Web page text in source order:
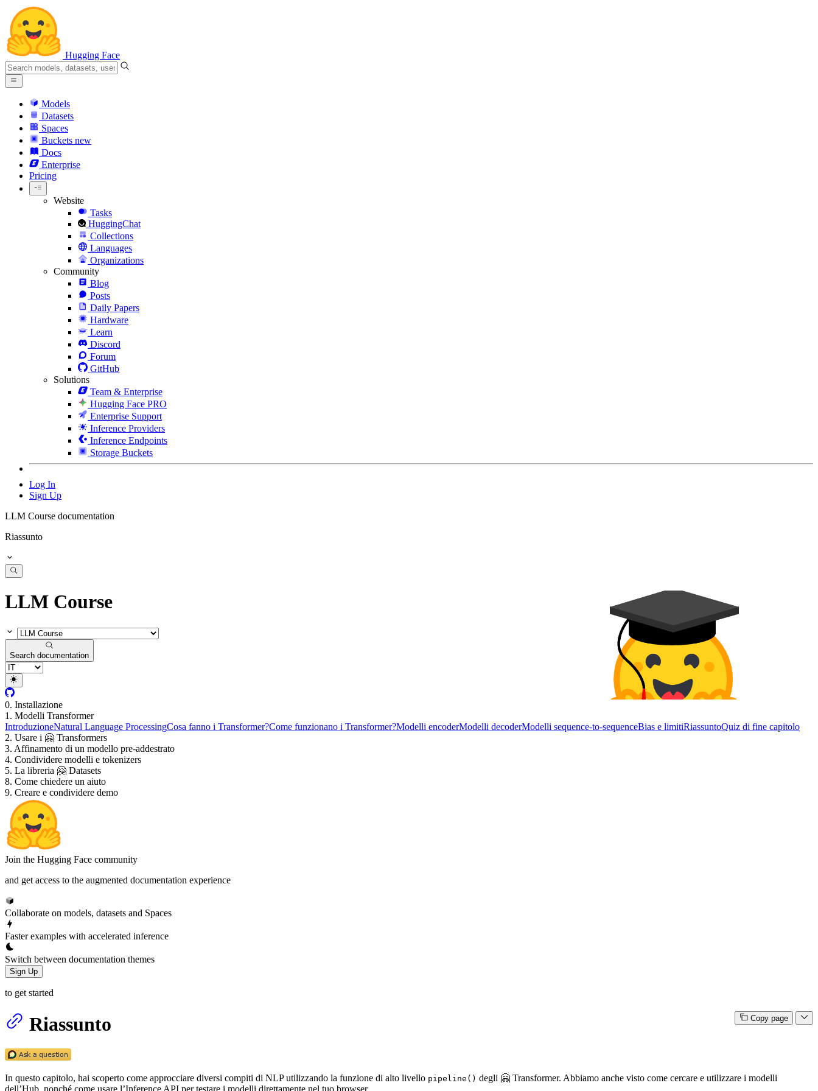
Hugging Face
Models
Datasets
Spaces
Buckets new
Docs
Enterprise
Pricing
Website
Tasks
HuggingChat
Collections
Languages
Organizations
Community
Blog
Posts
Daily Papers
Hardware
Learn
Discord
Forum
GitHub
Solutions
Team & Enterprise
Hugging Face PRO
Enterprise Support
Inference Providers
Inference Endpoints
Storage Buckets
Log In
Sign Up
LLM Course documentation
Riassunto
LLM Course
Search documentation
0. Installazione
1. Modelli Transformer
IntroduzioneNatural Language ProcessingCosa fanno i Transformer?Come funzionano i Transformer?Modelli encoderModelli decoderModelli sequence-to-sequenceBias e limitiRiassuntoQuiz di fine capitolo
2. Usare i 🤗 Transformers
3. Affinamento di un modello pre-addestrato
4. Condividere modelli e tokenizers
5. La libreria 🤗 Datasets
8. Come chiedere un aiuto
9. Creare e condividere demo
Join the Hugging Face community
and get access to the augmented documentation experience
Collaborate on models, datasets and Spaces
Faster examples with accelerated inference
Switch between documentation themes
Sign Up
to get started
Copy page
Riassunto
In questo capitolo, hai scoperto come approcciare diversi compiti di NLP utilizzando la funzione di alto livello pipeline() degli 🤗 Transformer. Abbiamo anche visto come cercare e utilizzare i modelli